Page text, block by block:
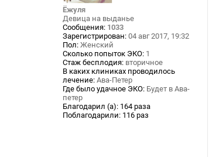
Ёжуля
Девица на выданье
Сообщения: 1033
Зарегистрирован: 04 авг 2017, 19:32
Пол: Женский
Сколько попыток ЭКО: 1
Стаж бесплодия: вторичное
В каких клиниках проводилось
лечение: Ава-Петер
Где было удачное ЭКО: Будет в Ава-
петер
Благодарил (а): 164 раза
Поблагодарили: 116 раз